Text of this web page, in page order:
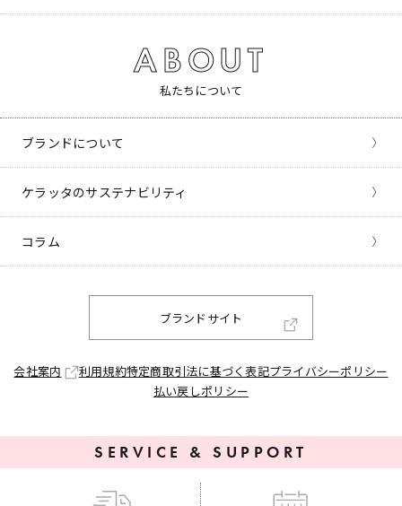
ABOUT
私たちについて
ブランドについて
ケラッタのサステナビリティ
コラム
ブランドサイト
会社案内 利用規約特定商取引法に基づく表記プライバシーポリシー
払い戻しポリシー
SERVICE & SUPPORT